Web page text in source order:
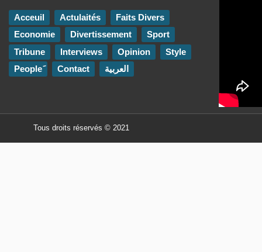
Acceuil Actulaités
Faits Divers
Economie
Divertissement
Sport
Tribune
Interviews Opinion
Style
Contact العربية
Tous droits réservés © 2021